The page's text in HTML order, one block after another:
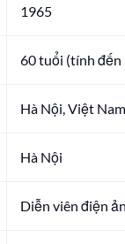
1965
60 tuổi (tính đến
Hà Nội, Việt Nam
Hà Nội
Diễn viên điện